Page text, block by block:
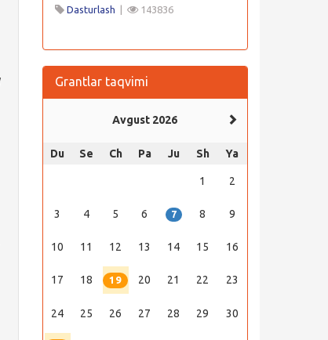
Dasturlash 143836
Grantlar taqvimi
Avgust 2026
Du Se Ch Pa Ju Sh Ya
1 2
3 4 5 6 7 8 9
10 11 12 13 14 15 16
17 18 19 20 21 22 23
24 25 26 27 28 29 30